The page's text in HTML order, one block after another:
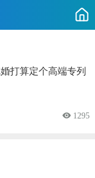
打算定个高端专列
 1295